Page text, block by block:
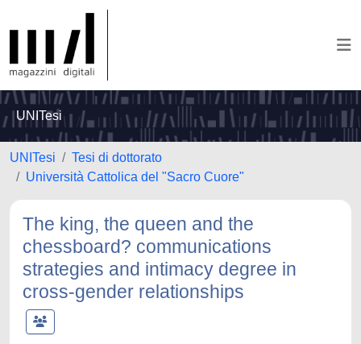
UNITesi
UNITesi
Tesi di dottorato
Università Cattolica del "Sacro Cuore"
The king, the queen and the
chessboard? communications
strategies and intimacy degree in
cross-gender relationships